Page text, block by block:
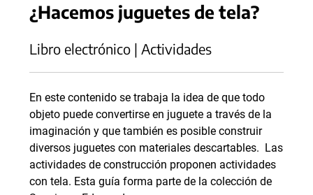
¿Hacemos juguetes de tela?
Libro electrónico | Actividades
En este contenido se trabaja la idea de que todo
objeto puede convertirse en juguete a través de la
imaginación y que también es posible construir
diversos juguetes con materiales descartables. Las
actividades de construcción proponen actividades
con tela. Esta guía forma parte de la colección de